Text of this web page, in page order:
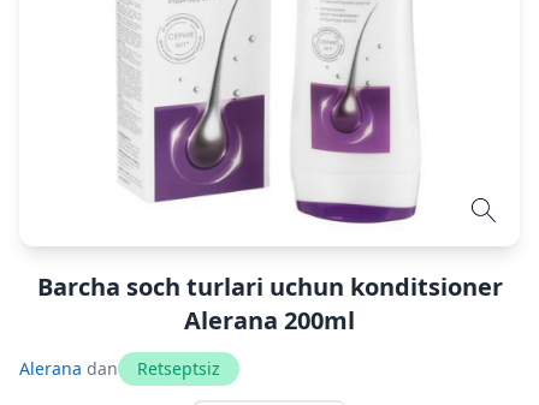
Barcha soch turlari uchun konditsioner
Alerana 200ml
Alerana dan Retseptsiz